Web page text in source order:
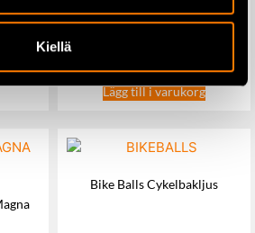
Kiellä
Magnetvarningsljus – 12/24 V,
Låg profil
Lägg till i varukorg
Bike Balls Cykelbakljus